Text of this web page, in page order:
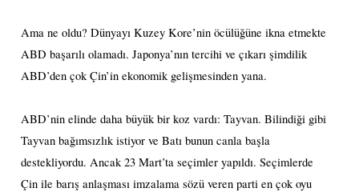
Ama ne oldu? Dünyayı Kuzey Kore’nin öcülüğüne ikna etmekte
ABD başarılı olamadı. Japonya’nın tercihi ve çıkarı şimdilik
ABD’den çok Çin’in ekonomik gelişmesinden yana.
ABD’nin elinde daha büyük bir koz vardı: Tayvan. Bilindiği gibi
Tayvan bağımsızlık istiyor ve Batı bunun canla başla
destekliyordu. Ancak 23 Mart’ta seçimler yapıldı. Seçimlerde
Çin ile barış anlaşması imzalama sözü veren parti en çok oyu